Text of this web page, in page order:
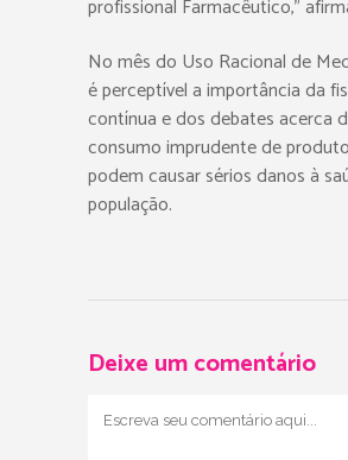
profissional Farmacêutico,”
No mês do Uso Racional de
é perceptível a importância da
contínua e dos debates acerca
consumo imprudente de
podem causar sérios danos à
população.
Deixe um comentário